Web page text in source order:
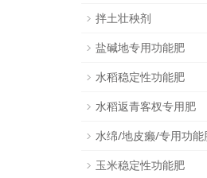
拌土壮秧剂
盐碱地专用功能肥
水稻稳定性功能肥
水稻返青客杈专用肥
水绵/地皮癞/专用功能
玉米稳定性功能肥